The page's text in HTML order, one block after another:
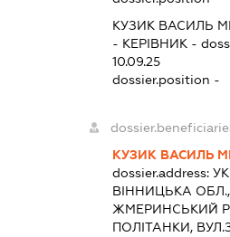
КУЗИК ВАСИЛЬ
- КЕРІВНИК-
10.09.25
dossier.position -
КУЗИК ВАСИЛЬ
dossier.address:
ВІННИЦЬКА ОБЛ.,
ЖМЕРИНСЬКИЙ
ПОЛІТАНКИ,